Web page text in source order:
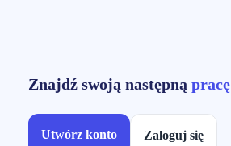
Znajdź swoją następną pracę
Utwórz konto Zaloguj się